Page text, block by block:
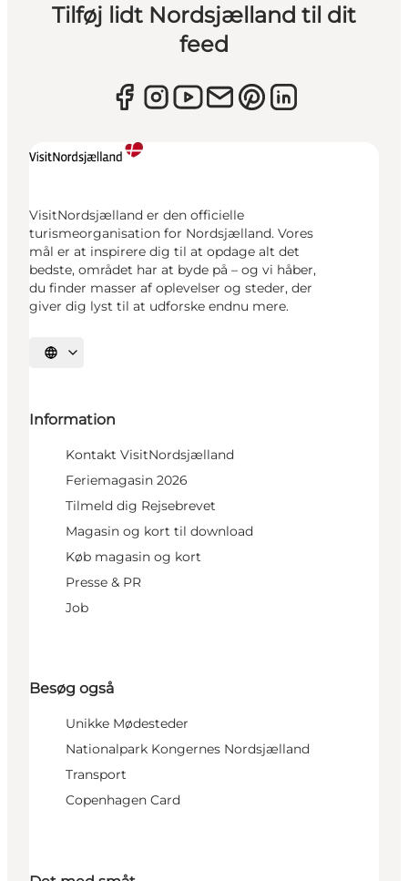
Tilføj lidt Nordsjælland til dit
feed
VisitNordsjælland er den officielle
turismeorganisation for Nordsjælland. Vores
mål er at inspirere dig til at opdage alt det
bedste, området har at byde på – og vi håber,
du finder masser af oplevelser og steder, der
giver dig lyst til at udforske endnu mere.
Vælg sprog
Information
Kontakt VisitNordsjælland
Feriemagasin 2026
Tilmeld dig Rejsebrevet
Magasin og kort til download
Køb magasin og kort
Presse & PR
Job
Besøg også
Unikke Mødesteder
Nationalpark Kongernes Nordsjælland
Transport
Copenhagen Card